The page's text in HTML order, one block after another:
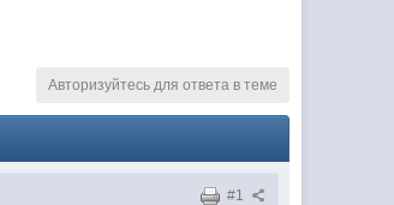
Авторизуйтесь для ответа в теме
#1